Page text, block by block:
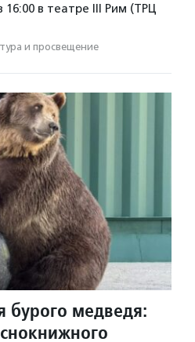
16:00 в театре III Рим (ТРЦ
и просвещение
бурого медведя: